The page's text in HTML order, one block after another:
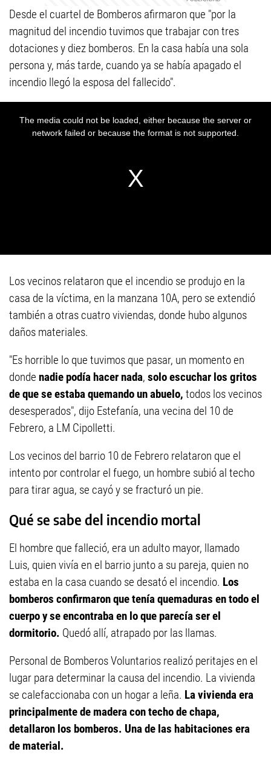
Desde el cuartel de Bomberos afirmaron que "por la
magnitud del incendio tuvimos que trabajar con tres
dotaciones y diez bomberos. En la casa había una sola
persona y, más tarde, cuando ya se había apagado el
incendio llegó la esposa del fallecido".
Los vecinos relataron que el incendio se produjo en la
casa de la víctima, en la manzana 10A, pero se extendió
también a otras cuatro viviendas, donde hubo algunos
daños materiales.
"Es horrible lo que tuvimos que pasar, un momento en
donde nadie podía hacer nada, solo escuchar los gritos
de que se estaba quemando un abuelo, todos los vecinos
desesperados", dijo Estefanía, una vecina del 10 de
Febrero, a LM Cipolletti.
Los vecinos del barrio 10 de Febrero relataron que el
intento por controlar el fuego, un hombre subió al techo
para tirar agua, se cayó y se fracturó un pie.
Qué se sabe del incendio mortal
El hombre que falleció, era un adulto mayor, llamado
Luis, quien vivía en el barrio junto a su pareja, quien no
estaba en la casa cuando se desató el incendio. Los
bomberos confirmaron que tenía quemaduras en todo el
cuerpo y se encontraba en lo que parecía ser el
dormitorio. Quedó allí, atrapado por las llamas.
Personal de Bomberos Voluntarios realizó peritajes en el
lugar para determinar la causa del incendio. La vivienda
se calefaccionaba con un hogar a leña. La vivienda era
principalmente de madera con techo de chapa,
detallaron los bomberos. Una de las habitaciones era
de material.